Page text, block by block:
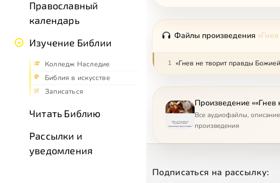
Православный
календарь
Изучение Библии
Колледж Наследие
Библия в искусстве
Записаться
Читать Библию
Рассылки и
уведомления
Файлы произведения
1 «Гнев не творит правды
Произведение
Все аудиофайлы,
произведения
Подписаться на рассылку: